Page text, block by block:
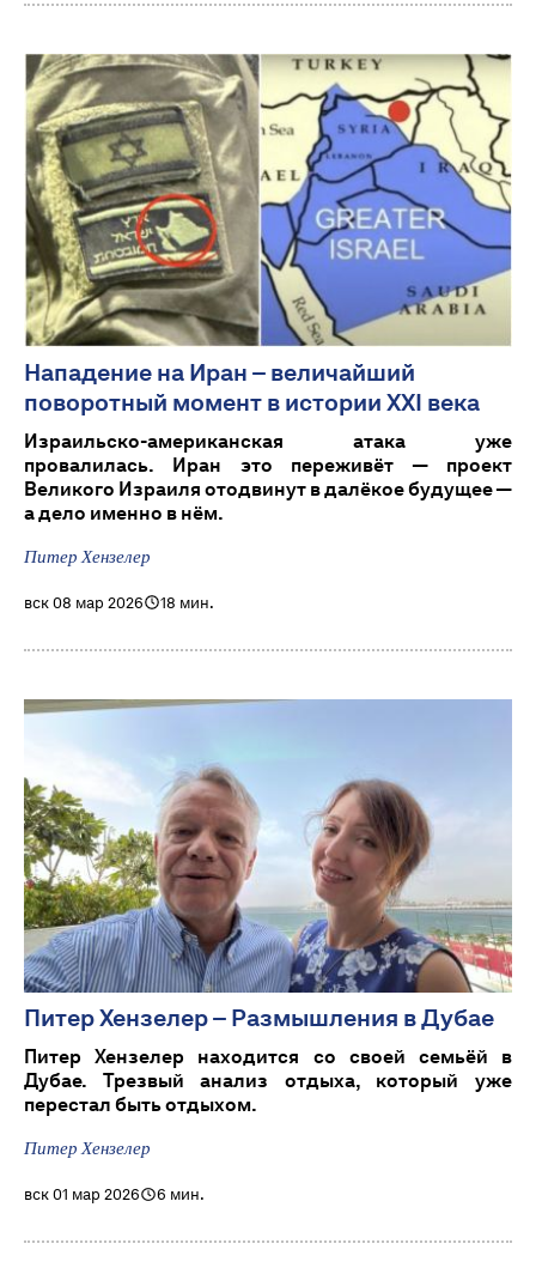
Нападение на Иран – величайший
поворотный момент в истории XXI века
Израильско-американская атака уже
провалилась. Иран это переживёт — проект
Великого Израиля отодвинут в далёкое будущее —
а дело именно в нём.
Питер Хензелер
вск 08 мар 2026 18 мин.
Питер Хензелер – Размышления в Дубае
Питер Хензелер находится со своей семьёй в
Дубае. Трезвый анализ отдыха, который уже
перестал быть отдыхом.
Питер Хензелер
вск 01 мар 2026 6 мин.